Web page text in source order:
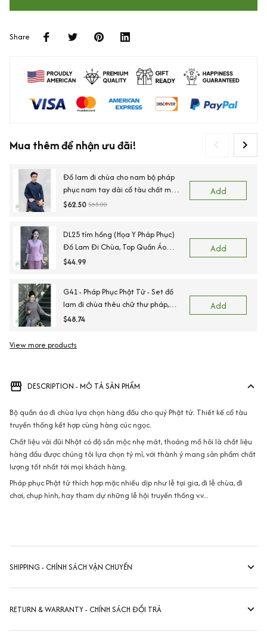
Share
Mua thêm để nhận ưu đãi!
Đồ lam đi chùa cho nam bộ pháp
phục nam tay dài cổ tàu chất mềm
mại thoải mái phù hợp đi lễ tết lễ
$62.50 $65.00
Add
DL25 tím hồng (Họa Y Pháp Phục)
Đồ Lam Đi Chùa, Top Quần Áo
Thời Trang Cho Phật Tử Nữ, đủ size
$44.99
Add
G41 - Pháp Phục Phật Tử - Set đồ
lam đi chùa thêu chữ thư pháp,
chất liệu đũi dày dặn đứng phom
$48.74
Add
View more products
DESCRIPTION - MÔ TẢ SẢN PHẨM
Bộ quần áo đi chùa lựa chọn hàng đầu cho quý Phật tử. Thiết kế cổ tàu
truyền thống kết hợp cùng hàng cúc ngọc.
Chất liệu vải đũi Nhật có độ sần mộc nhẹ mát, thoáng mồ hôi là chất liệu
hàng đầu được chúng tôi lựa chọn tỷ mỉ, với thành ý mang sản phẩm chất
lượng tốt nhất tới mọi khách hàng.
Pháp phục Phật tử thích hợp mặc nhiều dịp như lễ tại gia, đi lễ chùa, đi
chơi, chụp hình, hay tham dự những lễ hội truyền thống v.v...
SHIPPING - CHÍNH SÁCH VẬN CHUYỂN
RETURN & WARRANTY - CHÍNH SÁCH ĐỔI TRẢ